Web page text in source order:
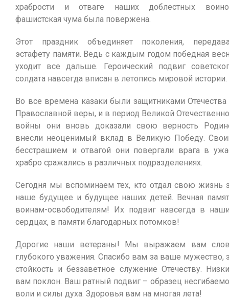
храбрости и отваге наших доблестных
фашистская чума была повержена.
Этот праздник объединяет поколения,
эстафету памяти. Ведь с каждым годом победная
уходит все дальше. Героический подвиг
солдата навсегда вписан в летопись мировой истории.
Во все времена казаки были защитниками Отечества
Православной веры, и в период Великой
войны они вновь доказали свою верность
внесли неоценимый вклад в Великую Победу.
бесстрашием и отвагой они повергали врага в
храбро сражались в различных подразделениях.
Сегодня мы вспоминаем тех, кто отдал свою жизнь
наше будущее и будущее наших детей. Вечная
воинам-освободителям! Их подвиг навсегда в
сердцах, в памяти благодарных потомков!
Дорогие наши ветераны! Мы выражаем вам
глубокого уважения. Спасибо вам за ваше мужество,
стойкость и беззаветное служение Отечеству.
вам поклон. Ваш ратный подвиг – образец
воли и силы духа. Здоровья вам на многая лета!